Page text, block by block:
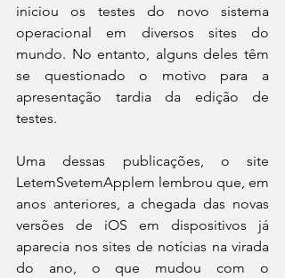
iniciou os testes do novo sistema
operacional em diversos sites do
mundo. No entanto, alguns deles têm
se questionado o motivo para a
apresentação tardia da edição de
testes.
Uma dessas publicações, o site
LetemSvetemApplem lembrou que, em
anos anteriores, a chegada das novas
versões de iOS em dispositivos já
aparecia nos sites de notícias na virada
do ano, o que mudou com o